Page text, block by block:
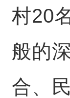
村20
般的
合、